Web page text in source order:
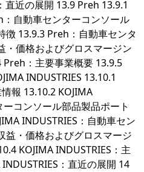
直近の展開 13.9 Preh 13.9.1
自動車センターコンソール
徴 13.9.3 Preh：自動車センタ
・価格およびグロスマージン
Preh：主要事業概要 13.9.5
INDUSTRIES 13.10.1
報 13.10.2 KOJIMA
コンソール部品製品ポート
INDUSTRIES：自動車セン
益・価格およびグロスマージ
KOJIMA INDUSTRIES：主
：直近の展開 14